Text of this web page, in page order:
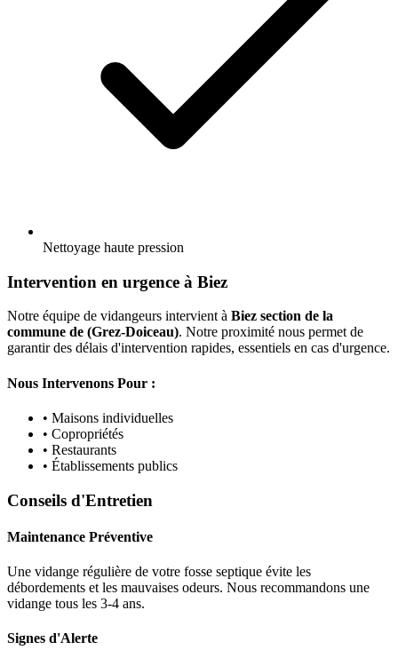
Nettoyage haute pression
Intervention en urgence à Biez
Notre équipe de vidangeurs intervient à Biez section de la
commune de (Grez-Doiceau). Notre proximité nous permet de
garantir des délais d'intervention rapides, essentiels en cas d'urgence.
Nous Intervenons Pour :
• Maisons individuelles
• Copropriétés
• Restaurants
• Établissements publics
Conseils d'Entretien
Maintenance Préventive
Une vidange régulière de votre fosse septique évite les
débordements et les mauvaises odeurs. Nous recommandons une
vidange tous les 3-4 ans.
Signes d'Alerte